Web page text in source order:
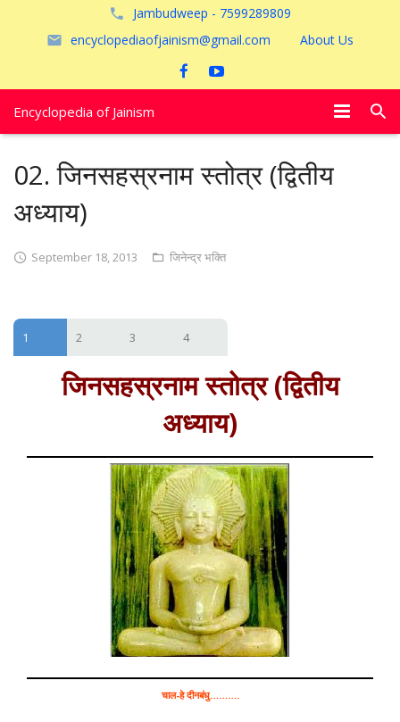
Jambudweep - 7599289809
encyclopediaofjainism@gmail.com
About Us
Encyclopedia of Jainism
02. जिनसहस्रनाम स्तोत्र (द्वितीय
अध्याय)
September 18, 2013 जिनेन्द्र भक्ति
1 2 3 4
जिनसहस्रनाम स्तोत्र (द्वितीय
अध्याय)
चाल-हे दीनबंधु……….